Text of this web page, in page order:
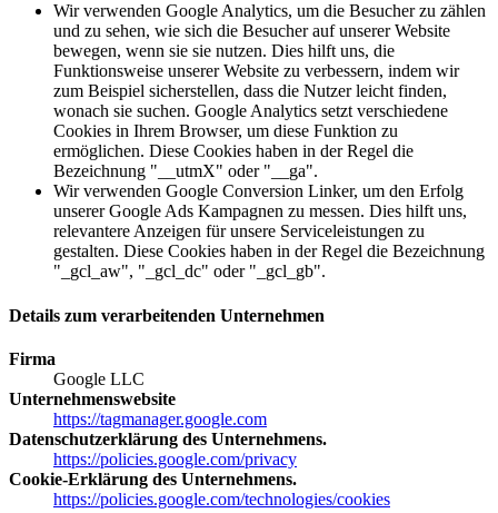
Wir verwenden Google Analytics, um die Besucher zu zählen
und zu sehen, wie sich die Besucher auf unserer Website
bewegen, wenn sie sie nutzen. Dies hilft uns, die
Funktionsweise unserer Website zu verbessern, indem wir
zum Beispiel sicherstellen, dass die Nutzer leicht finden,
wonach sie suchen. Google Analytics setzt verschiedene
Cookies in Ihrem Browser, um diese Funktion zu
ermöglichen. Diese Cookies haben in der Regel die
Bezeichnung "__utmX" oder "__ga".
Wir verwenden Google Conversion Linker, um den Erfolg
unserer Google Ads Kampagnen zu messen. Dies hilft uns,
relevantere Anzeigen für unsere Serviceleistungen zu
gestalten. Diese Cookies haben in der Regel die Bezeichnung
"_gcl_aw", "_gcl_dc" oder "_gcl_gb".
Details zum verarbeitenden Unternehmen
Firma
Google LLC
Unternehmenswebsite
https://tagmanager.google.com
Datenschutzerklärung des Unternehmens.
https://policies.google.com/privacy
Cookie-Erklärung des Unternehmens.
https://policies.google.com/technologies/cookies